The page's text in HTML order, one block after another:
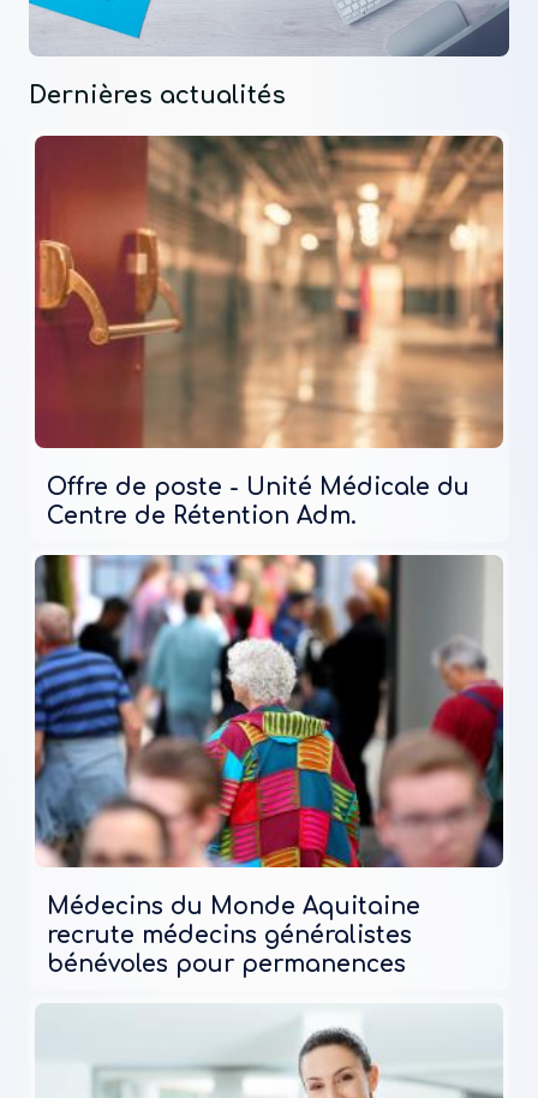
Dernières actualités
Offre de poste - Unité Médicale du
Centre de Rétention Adm.
Médecins du Monde Aquitaine
recrute médecins généralistes
bénévoles pour permanences